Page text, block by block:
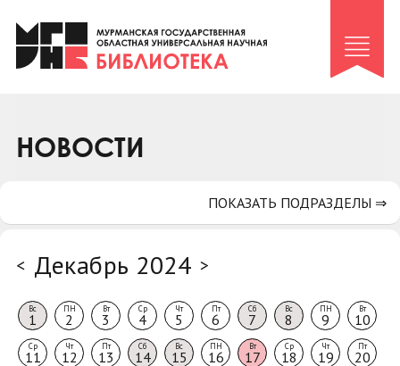
Клуб «Гиря и сельдерей»
Клуб «Семейный архив»
Коллегам
НОВОСТИ
< Декабрь 2024 >
Вс
1
ПН
2
Вт
3
Ср
4
Чт
5
Пт
6
Сб
7
Вс
8
ПН
9
Вт
10
Ср
11
Чт
12
Пт
13
Сб
14
Вс
15
ПН
16
Вт
17
Ср
18
Чт
19
Пт
20
ПОКАЗАТЬ ПОДРАЗДЕЛЫ ⇒